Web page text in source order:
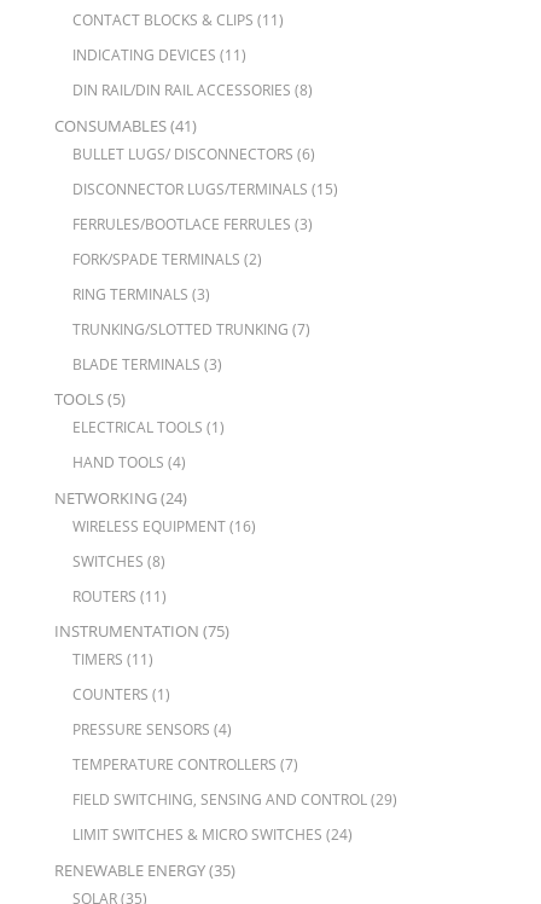
CONTACT BLOCKS & CLIPS (11)
INDICATING DEVICES (11)
DIN RAIL/DIN RAIL ACCESSORIES (8)
CONSUMABLES(41)
BULLET LUGS/ DISCONNECTORS (6)
DISCONNECTOR LUGS/TERMINALS (15)
FERRULES/BOOTLACE FERRULES (3)
FORK/SPADE TERMINALS (2)
RING TERMINALS (3)
TRUNKING/SLOTTED TRUNKING (7)
BLADE TERMINALS (3)
TOOLS(5)
ELECTRICAL TOOLS (1)
HAND TOOLS (4)
NETWORKING(24)
WIRELESS EQUIPMENT(16)
SWITCHES (8)
ROUTERS (11)
INSTRUMENTATION (75)
TIMERS (11)
COUNTERS (1)
PRESSURE SENSORS (4)
TEMPERATURE CONTROLLERS (7)
FIELD SWITCHING, SENSING AND CONTROL(29)
LIMIT SWITCHES & MICRO SWITCHES (24)
RENEWABLE ENERGY(35)
SOLAR(35)